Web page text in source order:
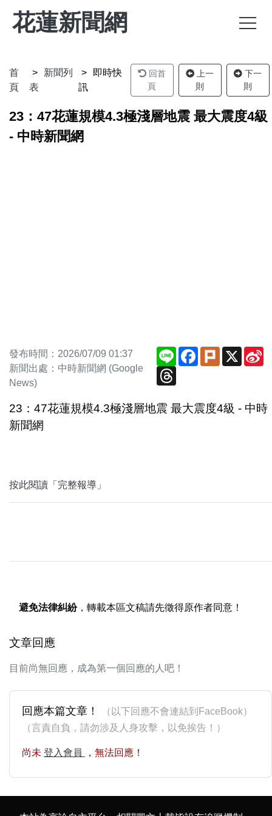
花蓮新聞網
首
頁
新聞列
表
即時快
訊
回首
頁
上一
則
下一
則
23：47花蓮規模4.3極淺層地震 最大震度4級
- 中時新聞網
發布時間：2026/07/09 01:37
新聞出處：中時新聞網 (Google
News)
Line Facebook
PlurkX
Threads
23：47花蓮規模4.3極淺層地震 最大震度4級 - 中時
新聞網
按此閱讀「完整報導」
避免法律糾紛，轉載本區文稿請先徵得原作者同意！
文章回應
目前尚無回應，成為第一個回應的人吧！
回應本篇文章！
（以下回應不會連結到FaceBook）
（言責自負，請勿涉及人身攻擊，以免挨告！）
尚未 登入會員 ，無法回應！